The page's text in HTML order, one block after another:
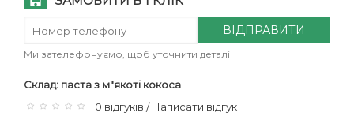
ВІДПРАВИТИ
Ми зателефонуємо, щоб уточнити деталі
Склад: паста з м"якоті кокоса
0 відгуків /Написати відгук